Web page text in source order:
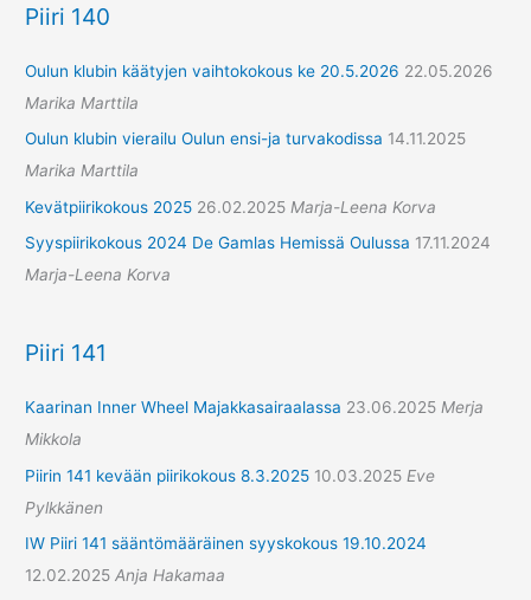
Piiri 140
Oulun klubin käätyjen vaihtokokous ke 20.5.2026 22.05.2026
Marika Marttila
Oulun klubin vierailu Oulun ensi-ja turvakodissa 14.11.2025
Marika Marttila
Kevätpiirikokous 2025 26.02.2025 Marja-Leena Korva
Syyspiirikokous 2024 De Gamlas Hemissä Oulussa 17.11.2024
Marja-Leena Korva
Piiri 141
Kaarinan Inner Wheel Majakkasairaalassa 23.06.2025 Merja
Mikkola
Piirin 141 kevään piirikokous 8.3.2025 10.03.2025 Eve
Pylkkänen
IW Piiri 141 sääntömääräinen syyskokous 19.10.2024
12.02.2025 Anja Hakamaa